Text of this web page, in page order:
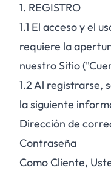
1. REGISTRO
1.1 El acceso y el
requiere la
nuestro Sitio
1.2Al registrarse,
la siguiente
Dirección de
Contraseña
Como Cliente,